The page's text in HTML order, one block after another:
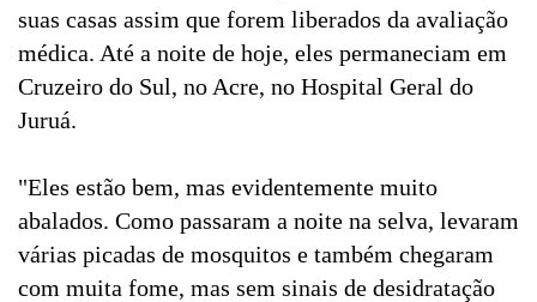
suas casas assim que forem liberados da avaliação
médica. Até a noite de hoje, eles permaneciam em
Cruzeiro do Sul, no Acre, no Hospital Geral do
Juruá.
"Eles estão bem, mas evidentemente muito
abalados. Como passaram a noite na selva, levaram
várias picadas de mosquitos e também chegaram
com muita fome, mas sem sinais de desidratação